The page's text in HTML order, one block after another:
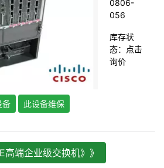
0806-
056
库存状
态：
点击
询价
备 此设备维保
端企业级交换机》》